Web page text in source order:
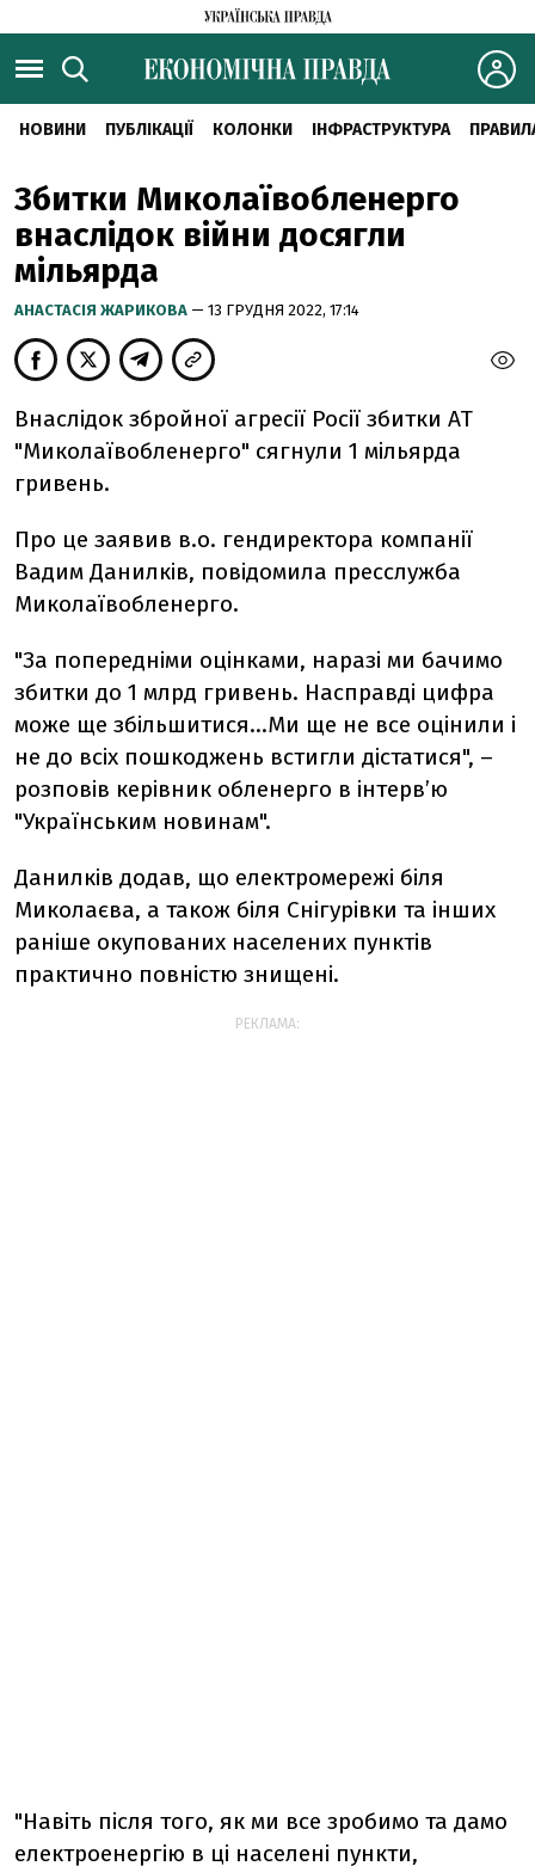
НОВИНИ ПУБЛІКАЦІЇ КОЛОНКИ ІНФРАСТРУКТУРА
Збитки Миколаївобленерго
внаслідок війни досягли
мільярда
АНАСТАСІЯ ЖАРИКОВА — 13 ГРУДНЯ 2022, 17:14
Внаслідок збройної агресії Росії збитки АТ
"Миколаївобленерго" сягнули 1 мільярда
гривень.
Про це заявив в.о. гендиректора компанії
Вадим Данилків, повідомила пресслужба
Миколаївобленерго.
"За попередніми оцінками, наразі ми бачимо
збитки до 1 млрд гривень. Насправді цифра
може ще збільшитися…Ми ще не все оцінили і
не до всіх пошкоджень встигли дістатися", –
розповів керівник обленерго в інтерв’ю
"Українським новинам".
Данилків додав, що електромережі біля
Миколаєва, а також біля Снігурівки та інших
раніше окупованих населених пунктів
практично повністю знищені.
РЕКЛАМА:
"Навіть після того, як ми все зробимо та дамо
електроенергію в ці населені пункти,